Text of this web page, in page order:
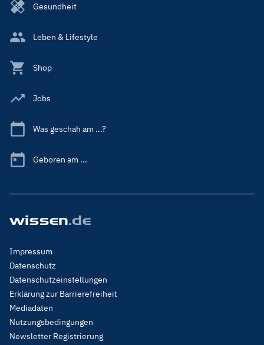
Gesundheit
Leben & Lifestyle
Shop
Jobs
Was geschah am ...?
Geboren am ...
Footer
Menu
Legal
Impressum
Datenschutz
Datenschutzeinstellungen
Erklärung zur Barrierefreiheit
Mediadaten
Nutzungsbedingungen
Newsletter Registrierung